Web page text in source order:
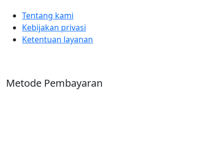
Tentang kami
Kebijakan privasi
Ketentuan layanan
Metode Pembayaran